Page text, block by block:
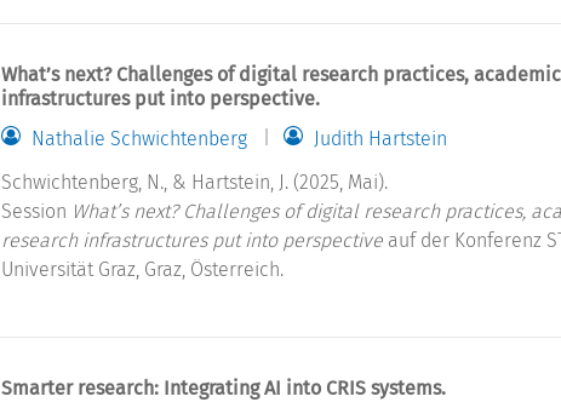
What’s next? Challenges of digital research practices,
infrastructures put into perspective.
Nathalie Schwichtenberg
Judith Hartstein
Schwichtenberg, N., & Hartstein, J. (2025, Mai).
Session What’s next? Challenges of digital research practices,
research infrastructures put into perspective auf der Konferenz
Universität Graz, Graz, Österreich.
Smarter research: Integrating AI into CRIS systems.